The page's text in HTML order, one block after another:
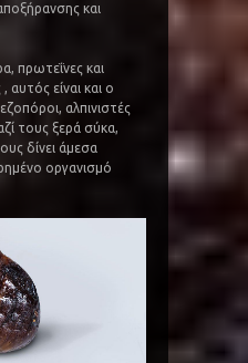
και
πρωτεΐνες και
αυτός είναι και ο
αλπινιστές
τους ξερά σύκα,
δίνει άμεσα
οργανισμό